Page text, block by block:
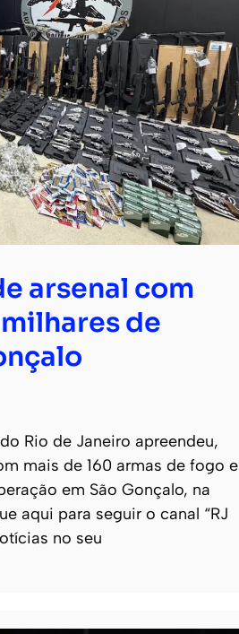
arsenal com
de
Rio de Janeiro apreendeu,
mais de 160 armas de fogo e
em São Gonçalo, na
aqui para seguir o canal “RJ
no seu